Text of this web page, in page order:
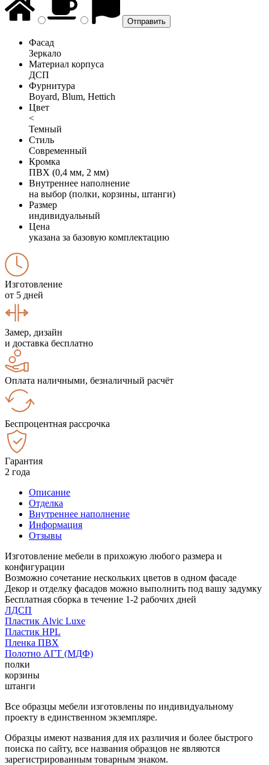
Фасад
Зеркало
Материал корпуса
ДСП
Фурнитура
Boyard, Blum, Hettich
Цвет
<
Темный
Стиль
Современный
Кромка
ПВХ (0,4 мм, 2 мм)
Внутреннее наполнение
на выбор (полки, корзины, штанги)
Размер
индивидуальный
Цена
указана за базовую комплектацию
Изготовление
от 5 дней
Замер, дизайн
и доставка бесплатно
Оплата наличными, безналичный расчёт
Беспроцентная рассрочка
Гарантия
2 года
Описание
Отделка
Внутреннее наполнение
Информация
Отзывы
Изготовление мебели в прихожую любого размера и
конфигурации
Возможно сочетание нескольких цветов в одном фасаде
Декор и отделку фасадов можно выполнить под вашу задумку
Бесплатная сборка в течение 1-2 рабочих дней
ЛДСП
Пластик Alvic Luxe
Пластик HPL
Пленка ПВХ
Полотно АГТ (МДФ)
полки
корзины
штанги
Все образцы мебели изготовлены по индивидуальному
проекту в единственном экземпляре.
Образцы имеют названия для их различия и более быстрого
поиска по сайту, все названия образцов не являются
зарегистрированным товарным знаком.